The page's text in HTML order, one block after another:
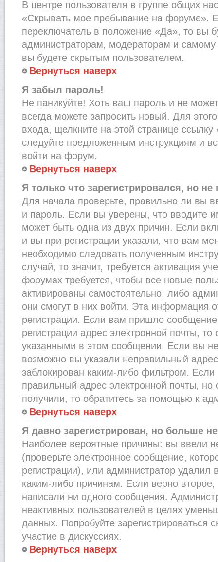
В центре пользователя в группе общих
«Скрывать мое пребывание на форуме».
переключатель в положение «Да», то вы
администраторам, модераторам и
вы будете скрытым пользователем.
Вернуться наверх
Я забыл пароль!
Не паникуйте! Хоть ваш пароль и не
всегда можете запросить новый. Для
входа, щелкните на этой странице
следуйте предложенным инструкциям и
войти на форум.
Вернуться наверх
Я только что зарегистрировался, но не
Для начала проверьте, правильно ли вы
и пароль. Если вы уверены, что вводите
может быть одна из двух причин. Если
и вы при регистрации указали, что вам
необходимо следовать полученным
случай, то значит, требуется активация
форумах требуется, чтобы все новые
активированы самостоятельно, либо
они смогут в них войти. Эта информация
регистрации. Если вам пришло
регистрации адрес электронной почты, то
указанными в этом сообщении. Если вы
возможно вы указали неправильный
заблокирован каким-либо фильтром.
правильный адрес электронной почты, но
получили, то обратитесь за помощью к
Вернуться наверх
Я давно зарегистрирован, но больше
Наиболее вероятные причины: вы ввели
(проверьте электронное сообщение,
регистрации), или администратор удалил
каким-либо причинам. Если верно
написали ни одного сообщения.
неактивных пользователей в целях
данных. Попробуйте зарегистрироваться
участие в дискуссиях.
Вернуться наверх